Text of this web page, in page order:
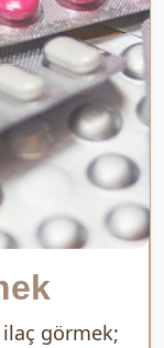
görmek;